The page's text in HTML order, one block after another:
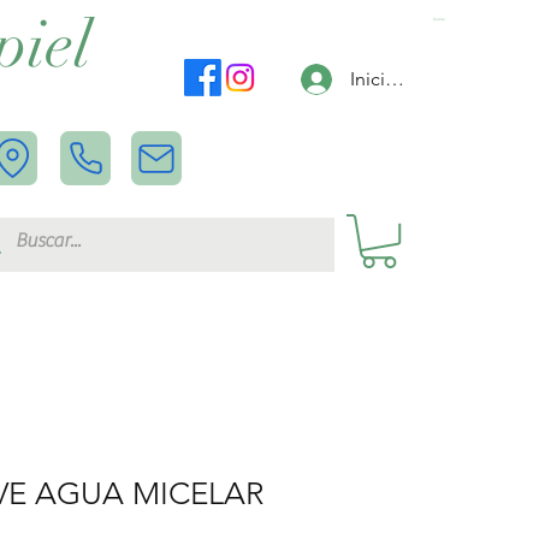
Carrito
Iniciar sesión
AGUA MICELAR